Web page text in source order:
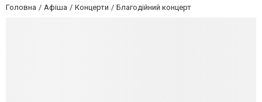
Головна Афіша Концерти Благодійний концерт